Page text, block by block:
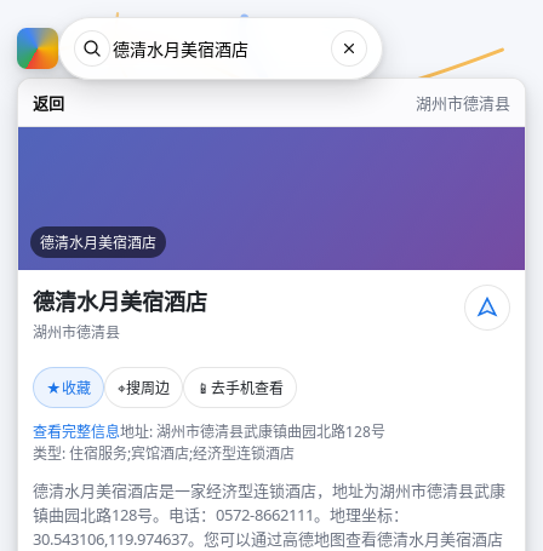
返回 湖州市德清县
德清水月美宿酒店
德清水月美宿酒店
湖州市德清县
★收藏 ⌖搜周边 📱 去手机查看
查看完整信息地址: 湖州市德清县武康镇曲园北路128号
类型: 住宿服务;宾馆酒店;经济型连锁酒店
德清水月美宿酒店是一家经济型连锁酒店，地址为湖州市德清县武康
镇曲园北路128号。电话：0572-8662111。地理坐标：
30.543106,119.974637。您可以通过高德地图查看德清水月美宿酒店